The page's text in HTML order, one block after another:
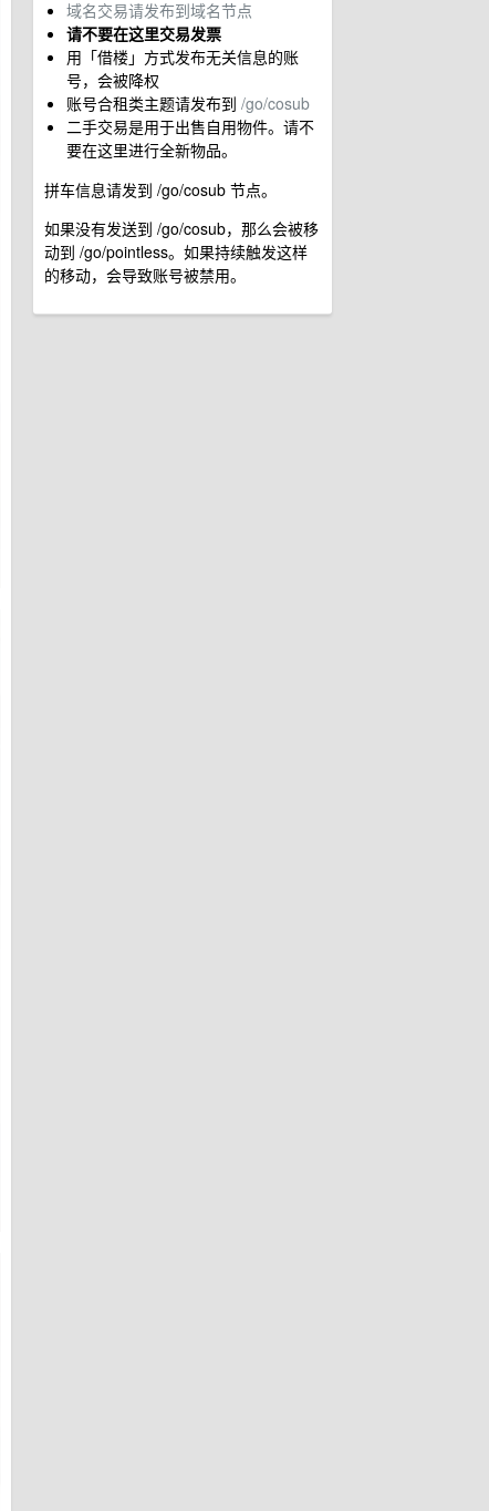
域名交易请发布到域名节点
请不要在这里交易发票
用「借楼」方式发布无关信息的账
号，会被降权
账号合租类主题请发布到 /go/cosub
二手交易是用于出售自用物件。请不
要在这里进行全新物品。
拼车信息请发到 /go/cosub 节点。
如果没有发送到 /go/cosub，那么会被移
动到 /go/pointless。如果持续触发这样
的移动，会导致账号被禁用。